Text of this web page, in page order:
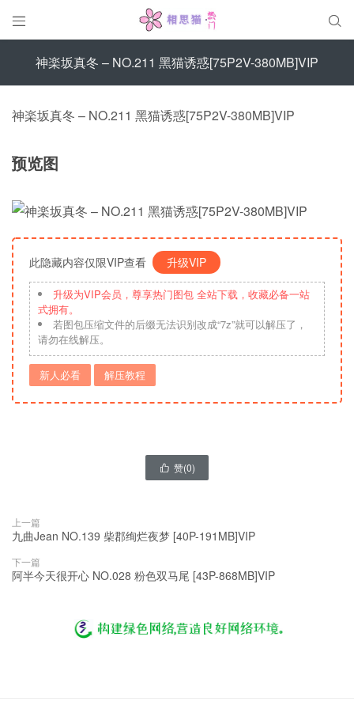
 
神楽坂真冬 – NO.211 黑猫诱惑[75P2V-380MB]VIP
神楽坂真冬 – NO.211 黑猫诱惑[75P2V-380MB]VIP
预览图
此隐藏内容仅限VIP查看 升级VIP
升级为VIP会员，尊享热门图包 全站下载，收藏必备一站
式拥有。
若图包压缩文件的后缀无法识别改成“7z”就可以解压了，
请勿在线解压。
新人必看 解压教程
 赞(0)
上一篇
九曲Jean NO.139 柴郡绚烂夜梦 [40P-191MB]VIP
下一篇
阿半今天很开心 NO.028 粉色双马尾 [43P-868MB]VIP